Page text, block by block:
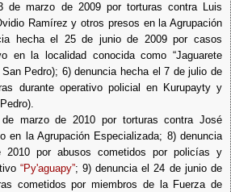
de marzo de 2009 por torturas contra Luis
Ramírez y otros presos en la Agrupación
hecha el 25 de junio de 2009 por casos
en la localidad conocida como “Jaguarete
San Pedro); 6) denuncia hecha el 7 de julio de
durante operativo policial en Kurupayty y
marzo de 2010 por torturas contra José
en la Agrupación Especializada; 8) denuncia
por abusos cometidos por policías y
“Py'aguapy”; 9) denuncia el 24 de junio de
cometidos por miembros de la Fuerza de